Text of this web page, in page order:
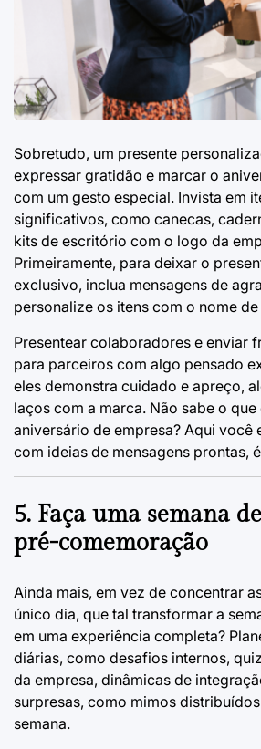
Sobretudo, um presente
expressar gratidão e marcar o
com um gesto especial. Invista em
significativos, como canecas,
kits de escritório com o logo da
Primeiramente, para deixar o
exclusivo, inclua mensagens de
personalize os itens com o nome
Presentear colaboradores e enviar
para parceiros com algo pensado
eles demonstra cuidado e apreço,
laços com a marca. Não sabe o que
aniversário de empresa? Aqui você
com ideias de mensagens prontas,
5. Faça uma semana
pré-comemoração
Ainda mais, em vez de concentrar
único dia, que tal transformar a
em uma experiência completa?
diárias, como desafios internos,
da empresa, dinâmicas de
surpresas, como mimos
semana.